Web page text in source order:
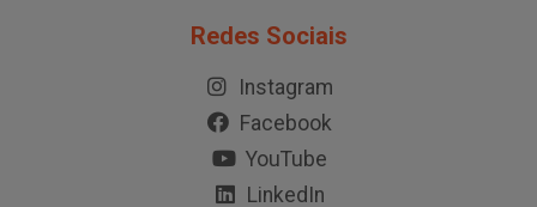
Redes Sociais
Instagram
Facebook
YouTube
LinkedIn